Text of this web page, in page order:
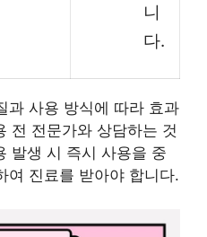
니
다.
과 사용 방식에 따라 효과
전 전문가와 상담하는 것
발생 시 즉시 사용을 중
여 진료를 받아야 합니다.